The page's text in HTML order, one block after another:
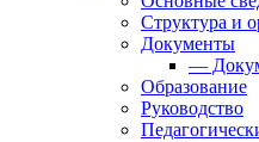
Структура и
Документы
—
Образование
Руководство